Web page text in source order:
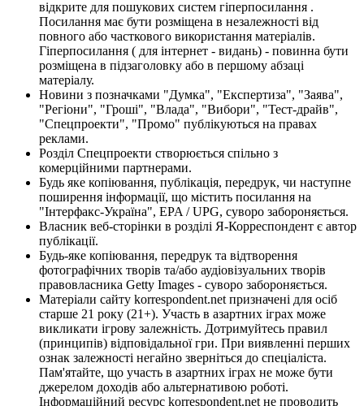
відкрите для пошукових систем гіперпосилання .
Посилання має бути розміщена в незалежності від
повного або часткового використання матеріалів.
Гіперпосилання ( для інтернет - видань) - повинна бути
розміщена в підзаголовку або в першому абзаці
матеріалу.
Новини з позначками "Думка", "Експертиза", "Заява",
"Регіони", "Гроші", "Влада", "Вибори", "Тест-драйв",
"Спецпроекти", "Промо" публікуються на правах
реклами.
Розділ Спецпроекти створюється спільно з
комерційними партнерами.
Будь яке копіювання, публікація, передрук, чи наступне
поширення інформації, що містить посилання на
"Інтерфакс-Україна", EPA / UPG, суворо забороняється.
Власник веб-сторінки в розділі Я-Корреспондент є автор
публікації.
Будь-яке копіювання, передрук та відтворення
фотографічних творів та/або аудіовізуальних творів
правовласника Getty Images - суворо забороняється.
Матеріали сайту korrespondent.net призначені для осіб
старше 21 року (21+). Участь в азартних іграх може
викликати ігрову залежність. Дотримуйтесь правил
(принципів) відповідальної гри. При виявленні перших
ознак залежності негайно зверніться до спеціаліста.
Пам'ятайте, що участь в азартних іграх не може бути
джерелом доходів або альтернативою роботі.
Інформаційний ресурс korrespondent.net не проводить